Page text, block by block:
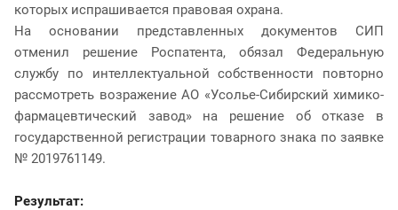
которых испрашивается правовая охрана.
На основании представленных документов СИП
отменил решение Роспатента, обязал Федеральную
службу по интеллектуальной собственности повторно
рассмотреть возражение АО «Усолье-Сибирский химико-
фармацевтический завод» на решение об отказе в
государственной регистрации товарного знака по заявке
№ 2019761149.
Результат: